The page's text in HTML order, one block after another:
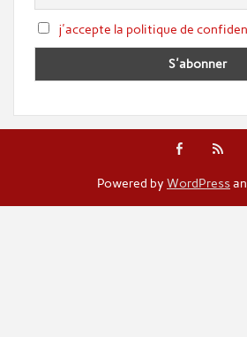
j'accepte la politique de
Powered by WordPress